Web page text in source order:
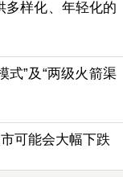
多样化、年轻化的
式”及“两级火箭渠
可能会大幅下跌